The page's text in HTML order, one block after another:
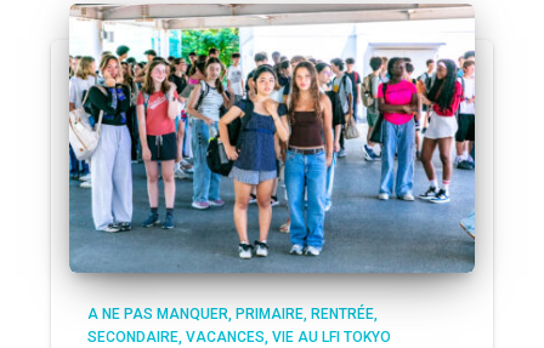
A NE PAS MANQUER PRIMAIRE RENTRÉE
SECONDAIRE VACANCES VIE AU LFI TOKYO